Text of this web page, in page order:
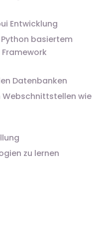
Entwicklung
basiertem
Datenbanken
wie
zu lernen